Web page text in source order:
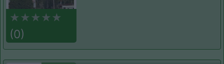
(0)